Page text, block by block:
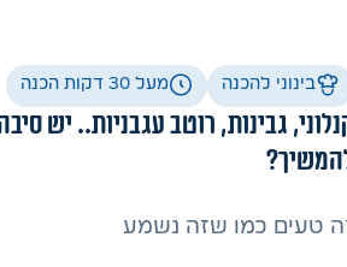
בינוני להכנה מעל 30 דקות הכנה
גבינות, רוטב עגבניות.. יש
טעים כמו שזה נשמע